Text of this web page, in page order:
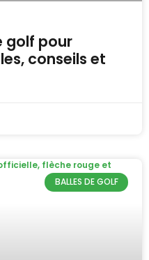
golf pour
conseils et
BALLES DE GOLF